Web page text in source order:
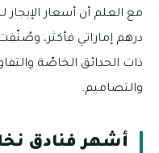
مع العلم أن أسعار
درهم إماراتي فأكثر،
ذات الحدائق الخاصّة
والتصاميم.
أشهر فنادق